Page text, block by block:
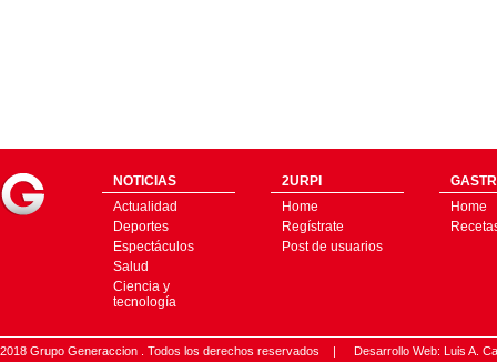
NOTICIAS
Actualidad
Deportes
Espectáculos
Salud
Ciencia y
tecnología
2URPI
Home
Regístrate
Post de usuarios
Home
2018 Grupo Generaccion . Todos los derechos reservados | Desarrollo Web: Luis